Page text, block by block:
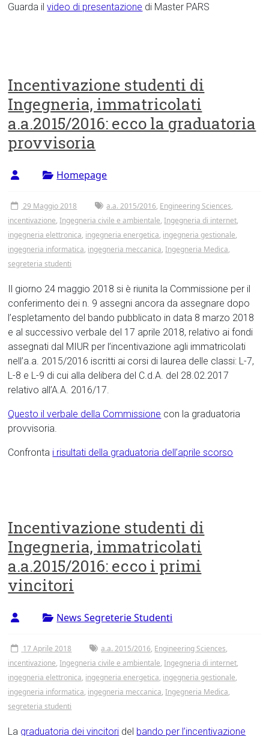
Guarda ilvideo di presentazione di Master PARS
Incentivazione studenti di
Ingegneria, immatricolati
a.a.2015/2016: ecco la graduatoria
provvisoria
Homepage
29 Maggio 2018 a.a. 2015/2016, Engineering Sciences,
incentivazione,Ingegneria civile e ambientale,Ingegneria di internet,
ingegneria elettronica, ingegneria energetica, ingegneria gestionale,
ingegneria informatica, ingegneria meccanica,Ingegneria Medica,
segreteria studenti
Il giorno 24 maggio 2018 si è riunita la Commissione per il
conferimento dei n. 9 assegni ancora da assegnare dopo
l’espletamento del bando pubblicato in data 8 marzo 2018
e al successivo verbale del 17 aprile 2018, relativo ai fondi
assegnati dal MIUR per l’incentivazione agli immatricolati
nell’a.a. 2015/2016 iscritti ai corsi di laurea delle classi: L-7,
L-8 e L-9 di cui alla delibera del C.d.A. del 28.02.2017
relativo all’A.A. 2016/17.
Questo il verbale della Commissione con la graduatoria
provvisoria.
Confronta i risultati della graduatoria dell’aprile scorso
Incentivazione studenti di
Ingegneria, immatricolati
a.a.2015/2016: ecco i primi
vincitori
News Segreterie Studenti
17 Aprile 2018 a.a. 2015/2016, Engineering Sciences,
incentivazione,Ingegneria civile e ambientale,Ingegneria di internet,
ingegneria elettronica, ingegneria energetica, ingegneria gestionale,
ingegneria informatica, ingegneria meccanica,Ingegneria Medica,
segreteria studenti
La graduatoria dei vincitori del bando per l’incentivazione